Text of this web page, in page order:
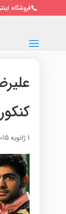
فروشگاه اینترنتی پرواز
1 ژانویه 2015